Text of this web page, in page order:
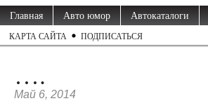
Главная Авто юмор Автокаталоги
КАРТА САЙТА ПОДПИСАТЬСЯ
….
Май 6, 2014